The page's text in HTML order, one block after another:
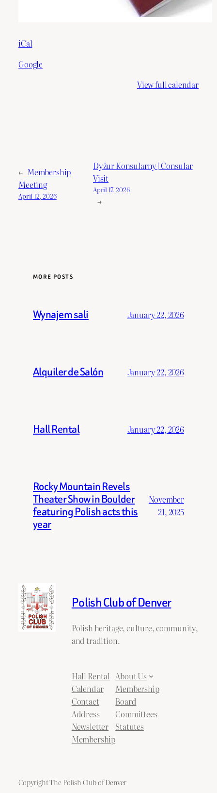
iCal
Google
View full calendar
← Membership
Meeting
April 12, 2026
Dyżur Konsularny | Consular
Visit
April 17, 2026
→
MORE POSTS
Wynajem sali January 22, 2026
Alquiler de Salón January 22, 2026
Hall Rental January 22, 2026
Rocky Mountain Revels
Theater Show in Boulder
featuring Polish acts this
year
November
21, 2025
Polish Club of Denver
Polish heritage, culture, community,
and tradition.
Hall Rental
Calendar
Contact
Address
Newsletter
Membership
About Us
Membership
Board
Committees
Statutes
Copyright The Polish Club of Denver